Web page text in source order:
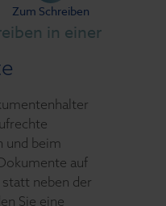
in einer
und beim
auf
neben der
Sie eine
Zum Schreiben